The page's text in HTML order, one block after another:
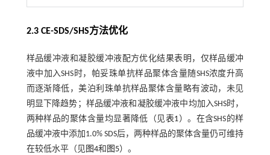
2.3 CE-SDS/SHS方法优化
样品缓冲液和凝胶缓冲液配方优化结果表明，仅样品缓冲
液中加入SHS时，帕妥珠单抗样品聚体含量随SHS浓度升高
而逐渐降低，美泊利珠单抗样品聚体含量略有波动，未见
明显下降趋势；样品缓冲液和凝胶缓冲液中均加入SHS时，
两种样品的聚体含量均显著降低（见表1）。在含SHS的样
品缓冲液中添加1.0% SDS后，两种样品的聚体含量仍可维持
在较低水平（见图4和 图5）。